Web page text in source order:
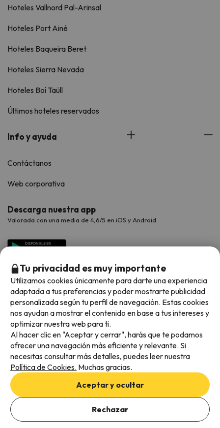
Hoteles Vallnord Pal-Arinsal
Hoteles Port Ainé
Hoteles Baqueira Beret
Hoteles Sierra Nevada
Hoteles Boí Taüll
Últimos hoteles reservados
Info y ayuda
Contáctanos
Web corporativa
Descarga nuestra app
Valorada con una media de 4,6/5 en iOS y Android.
Métodos de pago disponibles
Condiciones generales
Privacidad de datos
Política de cookies
Tu privacidad es muy importante
Utilizamos cookies únicamente para darte una experiencia
adaptada a tus preferencias y poder mostrarte publicidad
personalizada según tu perfil de navegación. Estas cookies
nos ayudan a mostrar el contenido en base a tus intereses y
optimizar nuestra web para ti.
Al hacer clic en "Aceptar y cerrar", harás que te podamos
ofrecer una navegación más eficiente y relevante. Si
necesitas consultar más detalles, puedes leer nuestra
Política de Cookies. Muchas gracias.
Aceptar y ocultar
Rechazar